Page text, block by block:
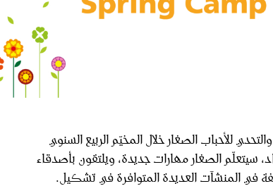
للأحباب الصغار خلال المخيّم الربيع السنوي
سيتعلّم الصغار مهارات جديدة، ويلتقون بأصدقاء
في المنشآت العديدة المتوافرة في تشكيل.